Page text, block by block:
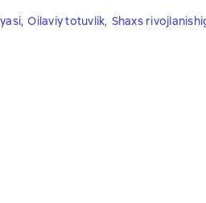
, Oilaviy totuvlik, Shaxs